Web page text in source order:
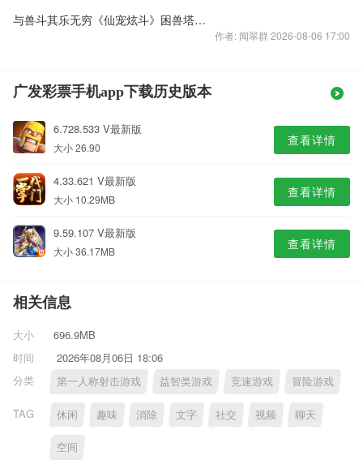
与兽斗其乐无穷《仙宠炫斗》困兽塔玩法详解
作者: 闻翠群 2026-08-06 17:00
广发彩票手机app下载历史版本
6.728.533 V最新版
大小 26.90 查看详情
4.33.621 V最新版
大小 10.29MB 查看详情
9.59.107 V最新版
大小 36.17MB 查看详情
相关信息
大小
696.9MB
时间
2026年08月06日 18:06
分类
第一人称射击游戏 益智类游戏 竞速游戏 冒险游戏
TAG 休闲 趣味 消除 文字 社交 视频 聊天
空间